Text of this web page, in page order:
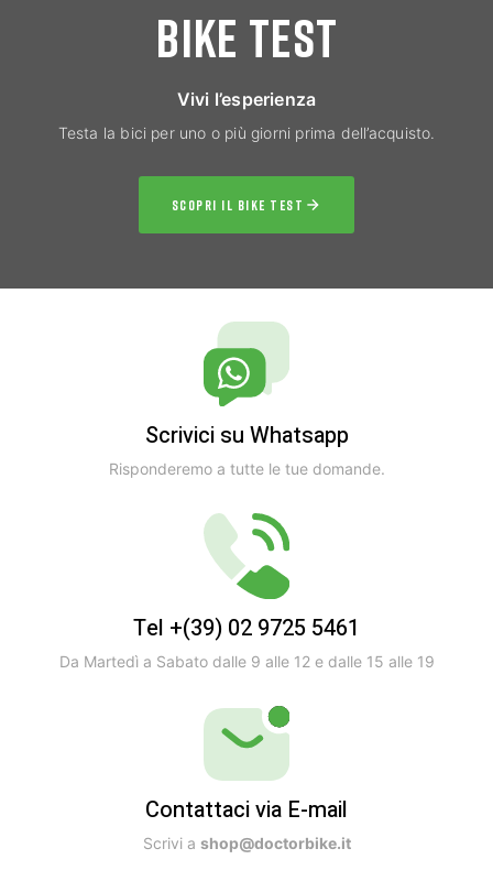
BIKE TEST
Vivi l’esperienza
Testa la bici per uno o più giorni prima dell’acquisto.
SCOPRI IL BIKE TEST
Scrivici su Whatsapp
Risponderemo a tutte le tue domande.
Tel +(39) 02 9725 5461
Da Martedì a Sabato dalle 9 alle 12 e dalle 15 alle 19
Contattaci via E-mail
Scrivi a shop@doctorbike.it